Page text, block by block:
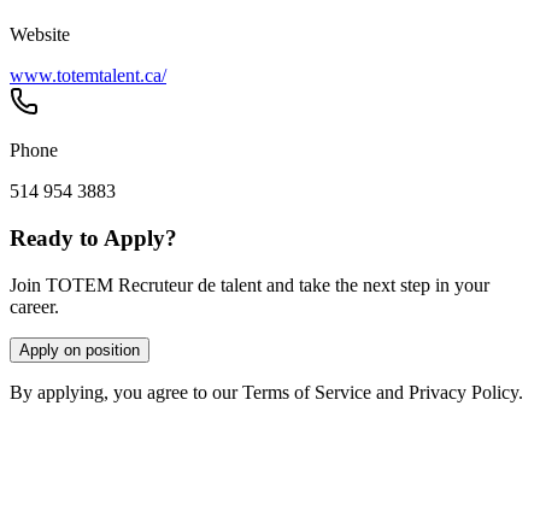
Website
www.totemtalent.ca/
Phone
514 954 3883
Ready to Apply?
Join TOTEM Recruteur de talent and take the next step in your
career.
Apply on position
By applying, you agree to our Terms of Service and Privacy Policy.